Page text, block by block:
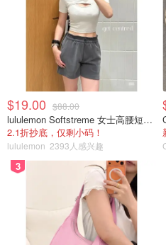
芋圆冬瓜
narcity封面来源：
Anderson | Unsplash 版权属
足不出国
式度假村
加拿大14
店价格对
点！
$19.00 $88.00
lululemon Softstreme 女士高腰短裤 10cm
2.1折抄底，仅剩小码！
lululemon 2393人感兴趣
3